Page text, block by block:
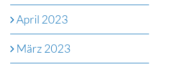
April 2023
März 2023